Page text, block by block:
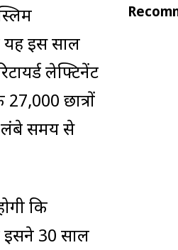
यह इस साल
लेफ्टिनेंट
छात्रों
समय से
कि
इसने 30 साल